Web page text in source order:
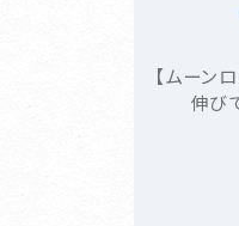
【ムーン
伸び